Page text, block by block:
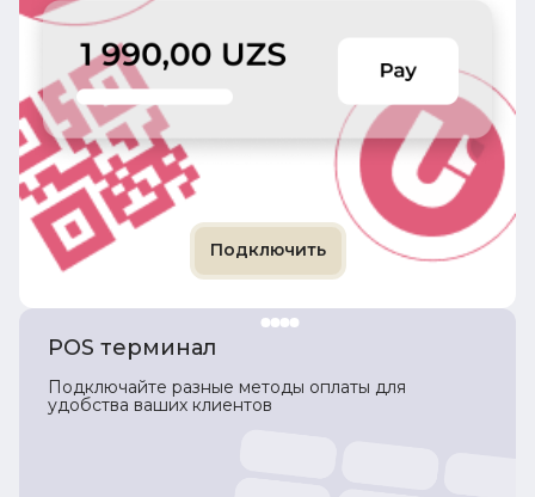
Подключить
POS терминал
Подключайте разные методы оплаты для
удобства ваших клиентов